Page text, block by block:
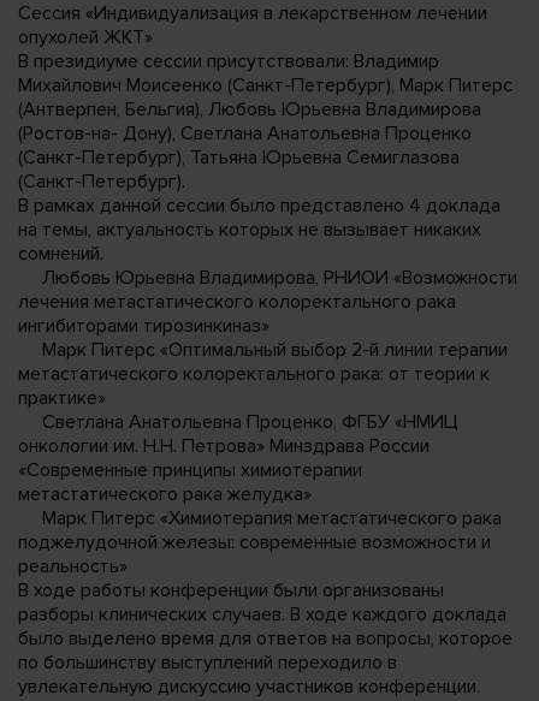
Сессия «Индивидуализация в лекарственном лечении
опухолей ЖКТ»
В президиуме сессии присутствовали: Владимир
Михайлович Моисеенко (Санкт-Петербург), Марк Питерс
(Антверпен, Бельгия), Любовь Юрьевна Владимирова
(Ростов-на- Дону), Светлана Анатольевна Проценко
(Санкт-Петербург), Татьяна Юрьевна Семиглазова
(Санкт-Петербург).
В рамках данной сессии было представлено 4 доклада
на темы, актуальность которых не вызывает никаких
сомнений.
Любовь Юрьевна Владимирова, РНИОИ «Возможности
лечения метастатического колоректального рака
ингибиторами тирозинкиназ»
Марк Питерс «Оптимальный выбор 2-й линии терапии
метастатического колоректального рака: от теории к
практике»
Светлана Анатольевна Проценко, ФГБУ «НМИЦ
онкологии им. Н.Н. Петрова» Минздрава России
«Современные принципы химиотерапии
метастатического рака желудка»
Марк Питерс «Химиотерапия метастатического рака
поджелудочной железы: современные возможности и
реальность»
В ходе работы конференции были организованы
разборы клинических случаев. В ходе каждого доклада
было выделено время для ответов на вопросы, которое
по большинству выступлений переходило в
увлекательную дискуссию участников конференции.